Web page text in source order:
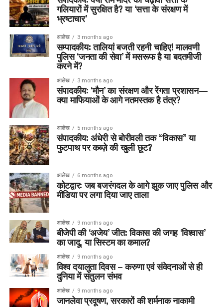
गलियारों में सुरक्षित है? या ‘सत्ता के संरक्षण में
भ्रष्टाचार’
आलेख 3 months ago
सम्पादकीय: तालियां बजती रहनी चाहिए! मालवणी
पुलिस ‘जनता की सेवा’ में मसरूफ है या बदतमीजी
करने में?
आलेख 3 months ago
संपादकीय: ‘मौन’ का संरक्षण और रेंगता प्रशासन—
क्या माफियाओं के आगे नतमस्तक है तंत्र?
आलेख 5 months ago
संपादकीय: अंधेरी से बोरीवली तक “विकास” या
फुटपाथ पर कब्ज़े की खुली छूट?
आलेख 6 months ago
कोटद्वार: जब बजरंगदल के आगे झुक जाए पुलिस और
मीडिया पर लगा दिया जाए ताला
आलेख 9 months ago
बीजेपी की ‘अजेय’ जीत: विकास की जगह ‘विश्वास’
का जादू, या सिस्टम का कमाल?
आलेख 9 months ago
विश्व दयालुता दिवस – करुणा एवं संवेदनाओं से ही
दुनिया में संतुलन संभव
आलेख 9 months ago
जानलेवा प्रदूषण, सरकारों की शर्मनाक नाकामी